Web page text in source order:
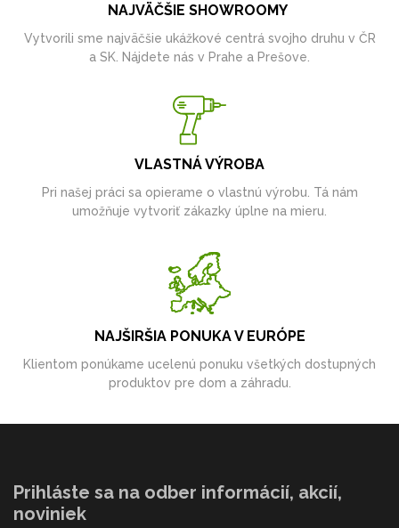
NAJVÄČŠIE SHOWROOMY
Vytvorili sme najväčšie ukážkové centrá svojho druhu v ČR
a SK. Nájdete nás v Prahe a Prešove.
VLASTNÁ VÝROBA
Pri našej práci sa opierame o vlastnú výrobu. Tá nám
umožňuje vytvoriť zákazky úplne na mieru.
NAJŠIRŠIA PONUKA V EURÓPE
Klientom ponúkame ucelenú ponuku všetkých dostupných
produktov pre dom a záhradu.
Prihláste sa na odber informácií, akcií,
noviniek